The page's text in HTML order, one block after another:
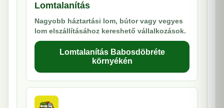
Lomtalanítás
Nagyobb háztartási lom, bútor vagy vegyes
lom elszállításához kereshető vállalkozások.
Lomtalanítás Babosdöbréte
környékén